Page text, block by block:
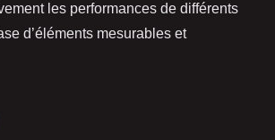
les performances de différents
d’éléments mesurables et